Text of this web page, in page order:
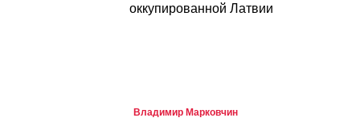
оккупированной Латвии
Владимир Марковчин